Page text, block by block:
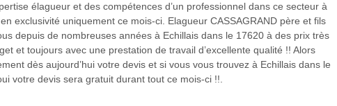
élagueur et des compétences d’un professionnel dans ce secteur à
exclusivité uniquement ce mois-ci. Elagueur CASSAGRAND père et fils
depuis de nombreuses années à Echillais dans le 17620 à des prix très
et toujours avec une prestation de travail d’excellente qualité !! Alors
dès aujourd’hui votre devis et si vous vous trouvez à Echillais dans le
votre devis sera gratuit durant tout ce mois-ci !!.